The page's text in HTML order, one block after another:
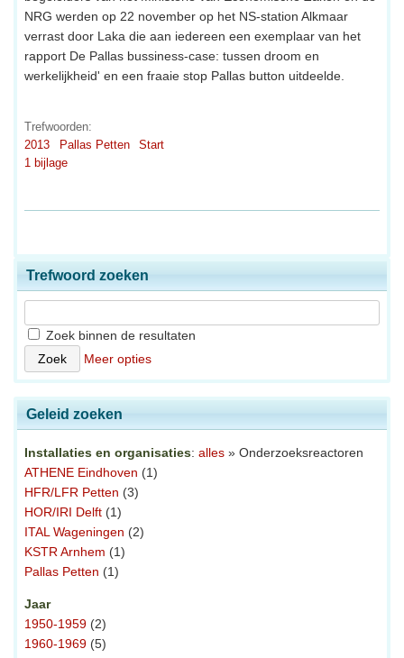
NRG werden op 22 november op het NS-station Alkmaar
verrast door Laka die aan iedereen een exemplaar van het
rapport De Pallas bussiness-case: tussen droom en
werkelijkheid' en een fraaie stop Pallas button uitdeelde.
Trefwoorden:
2013
Pallas Petten
Start
1 bijlage
Trefwoord zoeken
Zoek binnen de resultaten
Meer opties
Geleid zoeken
Installaties en organisaties: alles » Onderzoeksreactoren
ATHENE Eindhoven (1)
HFR/LFR Petten (3)
HOR/IRI Delft (1)
ITAL Wageningen (2)
KSTR Arnhem (1)
Pallas Petten (1)
Jaar
1950-1959 (2)
1960-1969 (5)